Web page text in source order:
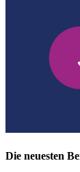
Die neuesten